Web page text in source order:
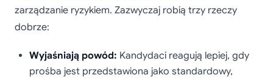
zarządzanie ryzykiem. Zazwyczaj robią trzy rzeczy
dobrze:
Wyjaśniają powód: Kandydaci reagują lepiej, gdy
prośba jest przedstawiona jako standardowy,